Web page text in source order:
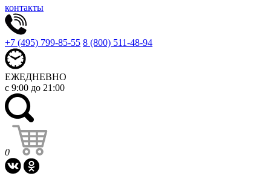
контакты
+7 (495) 799-85-55 8 (800) 511-48-94
ЕЖЕДНЕВНО
с 9:00 до 21:00
0